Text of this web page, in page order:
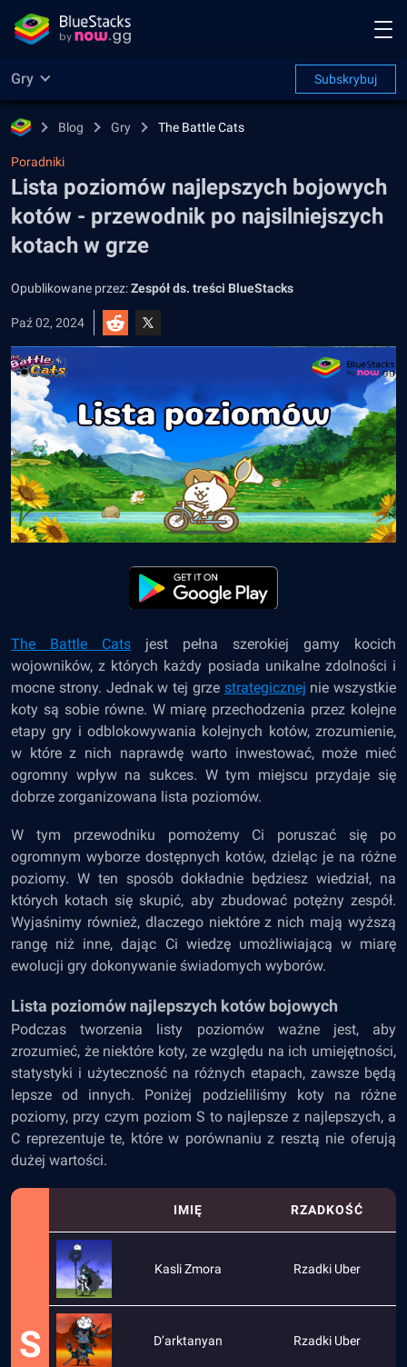
Gry Subskrybuj
Blog Gry The Battle Cats
Poradniki
Lista poziomów najlepszych bojowych
kotów - przewodnik po najsilniejszych
kotach w grze
Opublikowane przez:Zespół ds. treści BlueStacks
Paź 02, 2024
The Battle Cats jest pełna szerokiej gamy kocich
wojowników, z których każdy posiada unikalne zdolności i
mocne strony. Jednak w tej grze strategicznej nie wszystkie
koty są sobie równe. W miarę przechodzenia przez kolejne
etapy gry i odblokowywania kolejnych kotów, zrozumienie,
w które z nich naprawdę warto inwestować, może mieć
ogromny wpływ na sukces. W tym miejscu przydaje się
dobrze zorganizowana lista poziomów.
W tym przewodniku pomożemy Ci poruszać się po
ogromnym wyborze dostępnych kotów, dzieląc je na różne
poziomy. W ten sposób dokładnie będziesz wiedział, na
których kotach się skupić, aby zbudować potężny zespół.
Wyjaśnimy również, dlaczego niektóre z nich mają wyższą
rangę niż inne, dając Ci wiedzę umożliwiającą w miarę
ewolucji gry dokonywanie świadomych wyborów.
Lista poziomów najlepszych kotów bojowych
Podczas tworzenia listy poziomów ważne jest, aby
zrozumieć, że niektóre koty, ze względu na ich umiejętności,
statystyki i użyteczność na różnych etapach, zawsze będą
lepsze od innych. Poniżej podzieliliśmy koty na różne
poziomy, przy czym poziom S to najlepsze z najlepszych, a
C reprezentuje te, które w porównaniu z resztą nie oferują
dużej wartości.
S
IMIĘ RZADKOŚĆ
Kasli Zmora Rzadki Uber
D’arktanyan Rzadki Uber